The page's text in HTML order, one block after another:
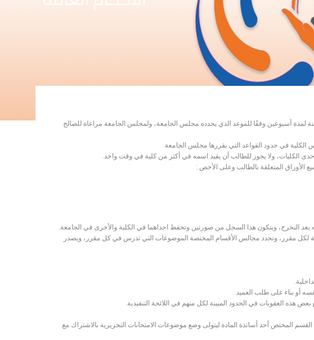
لمدة أسبوعين وفقًا للموعد الذي يحدده مجلس الجامعة، ولمجلس الجامعة مراعاة للصالح
الكلية في حدود القواعد التي يقررها مجلس الجامعة.
الكليات، ولا يجوز للطالب أن يقيد اسمه في أكثر من كلية في وقت واحد.
الأوراق المتعلقة بالطالب وعلى الأخص :
التخرج، ويتكون هذا السجل من صورتين وتحفظ احداهما في الكلية والأخرى في الجامعة.
لكل مقرر، وتحدد مجالس الأقسام المختصة الموضوعات التي تدرس في كل مقرر، ويصدر
أو بناء على طلب العميد.
هذه العقوبات في الحدود المبينة لكل منهم في اللائحة التنفيذية.
المختص أحد أساتذة المادة ليتولى وضع موضوعات الامتحانات التحريرية بالاشتراك مع